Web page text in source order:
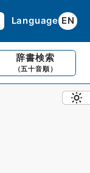
Language EN
辞書検索
（五十音順）